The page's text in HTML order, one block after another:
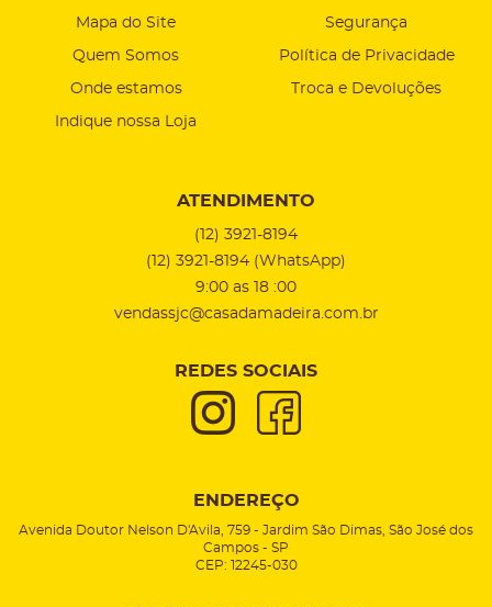
Mapa do Site
Quem Somos
Onde estamos
Indique nossa Loja
Segurança
Política de Privacidade
Troca e Devoluções
ATENDIMENTO
(12) 3921-8194
(12) 3921-8194 (WhatsApp)
9:00 as 18 :00
vendassjc@casadamadeira.com.br
REDES SOCIAIS
ENDEREÇO
Avenida Doutor Nelson D'Avila, 759 - Jardim São Dimas, São José dos
Campos - SP
CEP: 12245-030